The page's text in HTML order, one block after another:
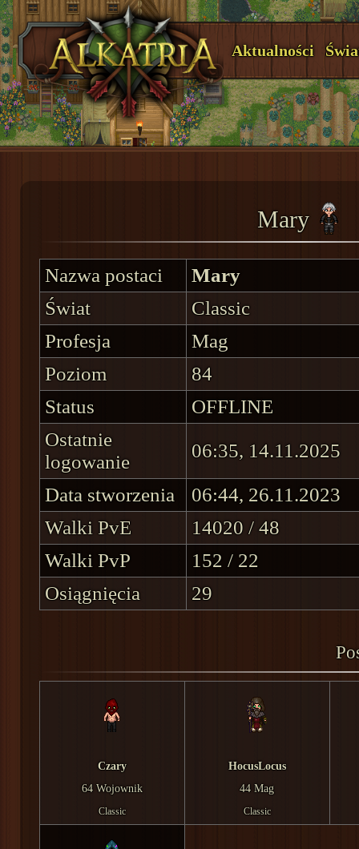
Aktualności
Mary
Nazwa postaci
Mary
Świat
Classic
Profesja
Mag
Poziom
84
Status
OFFLINE
Ostatnie
logowanie
06:35, 14.11.2025
Data stworzenia
06:44, 26.11.2023
Walki PvE
14020 / 48
Walki PvP
152 / 22
Osiągnięcia
29
Czary
64 Wojownik
Classic
HocusLocus
44 Mag
Classic